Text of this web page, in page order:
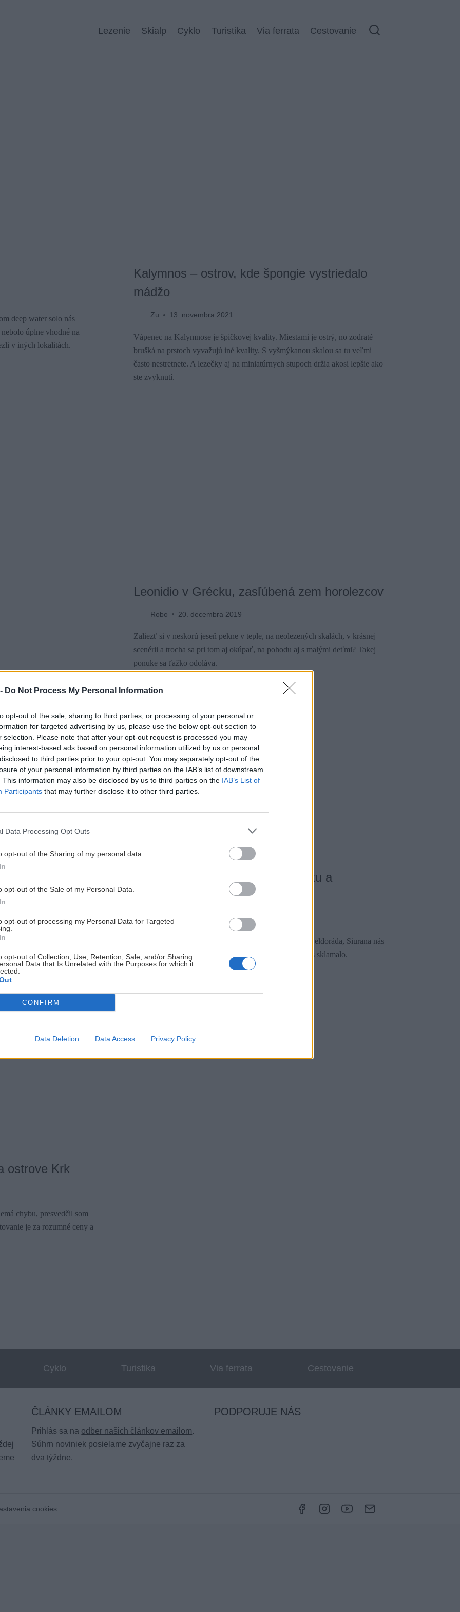
Do Not Process My Personal Information
opt-out of the sale, sharing to third parties, or processing of your personal or
for targeted advertising by us, please use the below opt-out section to
selection. Please note that after your opt-out request is processed you may
interest-based ads based on personal information utilized by us or personal
to third parties prior to your opt-out. You may separately opt-out of the
of your personal information by third parties on the IAB’s list of downstream
This information may also be disclosed by us to third parties on the IAB’s List of
Participants that may further disclose it to other third parties.
Data Processing Opt Outs
opt-out of the Sharing of my personal data.
opt-out of the Sale of my Personal Data.
opt-out of processing my Personal Data for Targeted
opt-out of Collection, Use, Retention, Sale, and/or Sharing
Data that Is Unrelated with the Purposes for which it
CONFIRM
Data Deletion Data Access Privacy Policy
Lezenie Skialp Cyklo Turistika Via ferrata Cestovanie
deep water solo nás
úplne vhodné na
v iných lokalitách.
Kalymnos – ostrov, kde špongie vystriedalo
mádžo
Zu 13. novembra 2021
Vápenec na Kalymnose je špičkovej kvality. Miestami je ostrý, no zodraté
brušká na prstoch vyvažujú iné kvality. S vyšmýkanou skalou sa tu veľmi
často nestretnete. A lezečky aj na miniatúrnych stupoch držia akosi lepšie ako
ste zvyknutí.
Leonidio v Grécku, zasľúbená zem horolezcov
Robo 20. decembra 2019
Zaliezť si v neskorú jeseň pekne v teple, na neolezených skalách, v krásnej
scenérii a trocha sa pri tom aj okúpať, na pohodu aj s malými deťmi? Takej
ponuke sa ťažko odoláva.
pobreží
pobrežia: La
Maritimes.
Aprílový lezecký trip po Španielsku a
Portugalsku
Roman Kollár 22. júna 2018
Za 18 dní 7 oblastí. El Chorro potvrdilo chýr lezeckého eldoráda, Siurana nás
zaskočila, Mallos de Riglos príjemne prekvapilo, Sagres sklamalo.
ostrove Krk
chybu, presvedčil som
je za rozumné ceny a
Cyklo Turistika Via ferrata Cestovanie
ČLÁNKY EMAILOM
Prihlás sa na odber našich článkov emailom.
Súhrn noviniek posielame zvyčajne raz za
dva týždne.
PODPORUJE NÁS
cookies